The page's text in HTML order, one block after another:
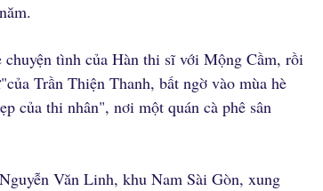
tình của Hàn thi sĩ với Mộng Cầm, rồi
Trần Thiện Thanh, bất ngờ vào mùa hè
của thi nhân", nơi một quán cà phê sân
Văn Linh, khu Nam Sài Gòn, xung